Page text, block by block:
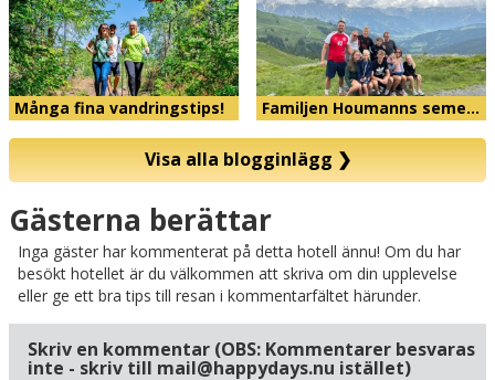
Många fina vandringstips! Familjen Houmanns seme…
Visa alla blogginlägg❯
Karta
Gästerna berättar
Inga gäster har kommenterat på detta hotell ännu! Om du har
besökt hotellet är du välkommen att skriva om din upplevelse
eller ge ett bra tips till resan i kommentarfältet härunder.
Skriv en kommentar (OBS: Kommentarer besvaras
inte - skriv till mail@happydays.nu istället)